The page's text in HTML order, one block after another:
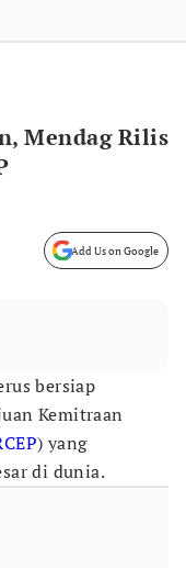
Mendag Rilis
Add Us on Google
bersiap
Kemitraan
) yang
di dunia.